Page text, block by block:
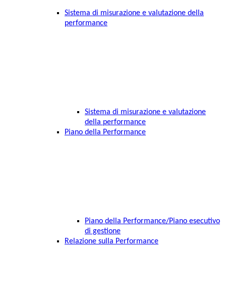
Sistema di misurazione e valutazione della
performance
Sistema di misurazione e valutazione
della performance
Piano della Performance
Piano della Performance/Piano esecutivo
di gestione
Relazione sulla Performance